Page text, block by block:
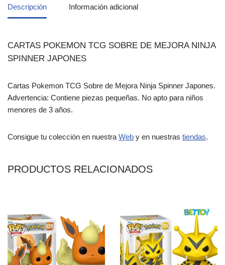
Descripción Información adicional
CARTAS POKEMON TCG SOBRE DE MEJORA NINJA
SPINNER JAPONES
Cartas Pokemon TCG Sobre de Mejora Ninja Spinner Japones.
Advertencia: Contiene piezas pequeñas. No apto para niños
menores de 3 años.
Consigue tu colección en nuestra Web y en nuestras tiendas.
PRODUCTOS RELACIONADOS